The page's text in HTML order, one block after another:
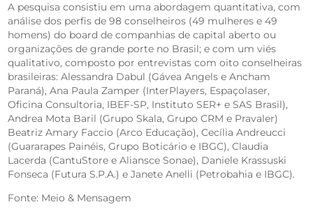
A pesquisa consistiu em uma abordagem quantitativa, com
análise dos perfis de 98 conselheiros (49 mulheres e 49
homens) do board de companhias de capital aberto ou
organizações de grande porte no Brasil; e com um viés
qualitativo, composto por entrevistas com oito conselheiras
brasileiras: Alessandra Dabul (Gávea Angels e Ancham
Paraná), Ana Paula Zamper (InterPlayers, Espaçolaser,
Oficina Consultoria, IBEF-SP, Instituto SER+ e SAS Brasil),
Andrea Mota Baril (Grupo Skala, Grupo CRM e Pravaler)
Beatriz Amary Faccio (Arco Educação), Cecília Andreucci
(Guararapes Painéis, Grupo Boticário e IBGC), Claudia
Lacerda (CantuStore e Aliansce Sonae), Daniele Krassuski
Fonseca (Futura S.P.A.) e Janete Anelli (Petrobahia e IBGC).
Fonte: Meio & Mensagem